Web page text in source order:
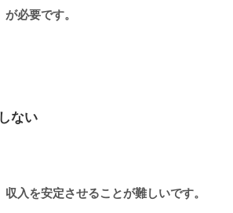
が必要です。
ない
入を安定させることが難しいです。